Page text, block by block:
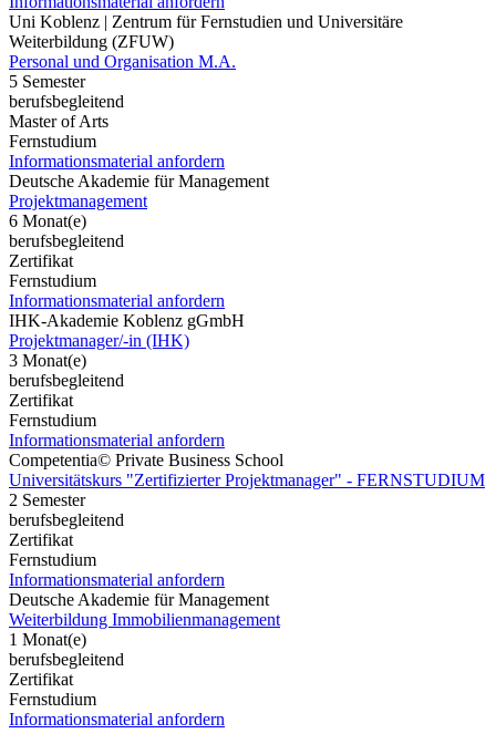
Uni Koblenz | Zentrum für Fernstudien und Universitäre
Weiterbildung (ZFUW)
Personal und Organisation M.A.
5 Semester
berufsbegleitend
Master of Arts
Fernstudium
Informationsmaterial anfordern
Deutsche Akademie für Management
Projektmanagement
6 Monat(e)
berufsbegleitend
Zertifikat
Fernstudium
Informationsmaterial anfordern
IHK-Akademie Koblenz gGmbH
Projektmanager/-in (IHK)
3 Monat(e)
berufsbegleitend
Zertifikat
Fernstudium
Informationsmaterial anfordern
Competentia© Private Business School
Universitätskurs "Zertifizierter Projektmanager" - FERNSTUDIUM
2 Semester
berufsbegleitend
Zertifikat
Fernstudium
Informationsmaterial anfordern
Deutsche Akademie für Management
Weiterbildung Immobilienmanagement
1 Monat(e)
berufsbegleitend
Zertifikat
Fernstudium
Informationsmaterial anfordern